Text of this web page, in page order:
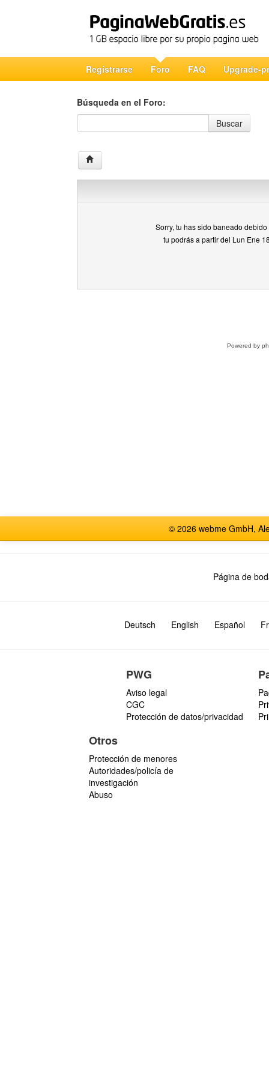
Registrarse Foro FAQ Upgrade-
Búsqueda en el Foro:
Búsqueda en el Foro
Buscar
Sorry, tu has sido baneado
tu podrás a partir del Lun Ene
Powered by
© 2026 webme GmbH,
Página de
Deutsch English Español
PWG
Aviso legal
CGC
Protección de datos/privacidad
Otros
Protección de menores
Autoridades/policía de
investigación
Abuso